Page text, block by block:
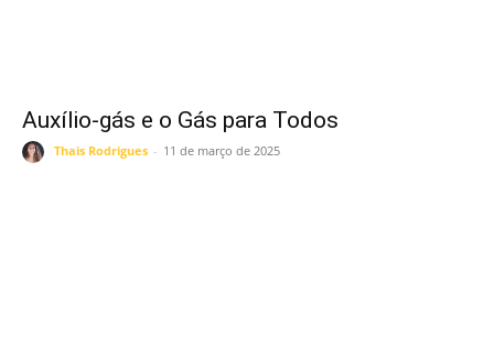
Auxílio-gás e o Gás para Todos
Thais Rodrigues - 11 de março de 2025